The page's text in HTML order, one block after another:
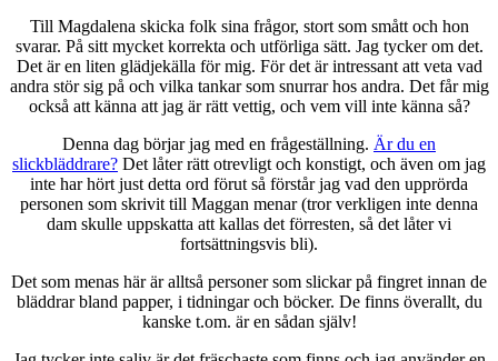
Till Magdalena skicka folk sina frågor, stort som smått och hon
svarar. På sitt mycket korrekta och utförliga sätt. Jag tycker om det.
Det är en liten glädjekälla för mig. För det är intressant att veta vad
andra stör sig på och vilka tankar som snurrar hos andra. Det får mig
också att känna att jag är rätt vettig, och vem vill inte känna så?
Denna dag börjar jag med en frågeställning. Är du en
slickbläddrare? Det låter rätt otrevligt och konstigt, och även om jag
inte har hört just detta ord förut så förstår jag vad den upprörda
personen som skrivit till Maggan menar (tror verkligen inte denna
dam skulle uppskatta att kallas det förresten, så det låter vi
fortsättningsvis bli).
Det som menas här är alltså personer som slickar på fingret innan de
bläddrar bland papper, i tidningar och böcker. De finns överallt, du
kanske t.om. är en sådan själv!